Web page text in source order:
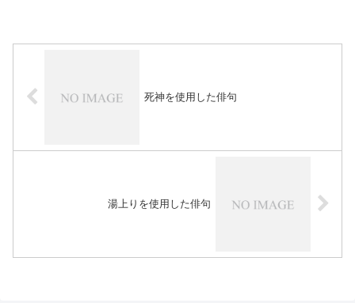
死神を使用した俳句
湯上りを使用した俳句